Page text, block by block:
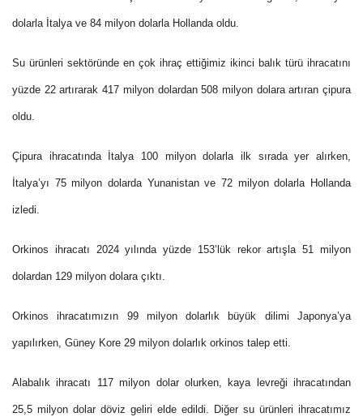
dolarla İtalya ve 84 milyon dolarla Hollanda oldu.
Su ürünleri sektöründe en çok ihraç ettiğimiz ikinci balık türü ihracatını
yüzde 22 artırarak 417 milyon dolardan 508 milyon dolara artıran çipura
oldu.
Çipura ihracatında İtalya 100 milyon dolarla ilk sırada yer alırken,
İtalya’yı 75 milyon dolarda Yunanistan ve 72 milyon dolarla Hollanda
izledi.
Orkinos ihracatı 2024 yılında yüzde 153’lük rekor artışla 51 milyon
dolardan 129 milyon dolara çıktı.
Orkinos ihracatımızın 99 milyon dolarlık büyük dilimi Japonya’ya
yapılırken, Güney Kore 29 milyon dolarlık orkinos talep etti.
Alabalık ihracatı 117 milyon dolar olurken, kaya levreği ihracatından
25,5 milyon dolar döviz geliri elde edildi. Diğer su ürünleri ihracatımız